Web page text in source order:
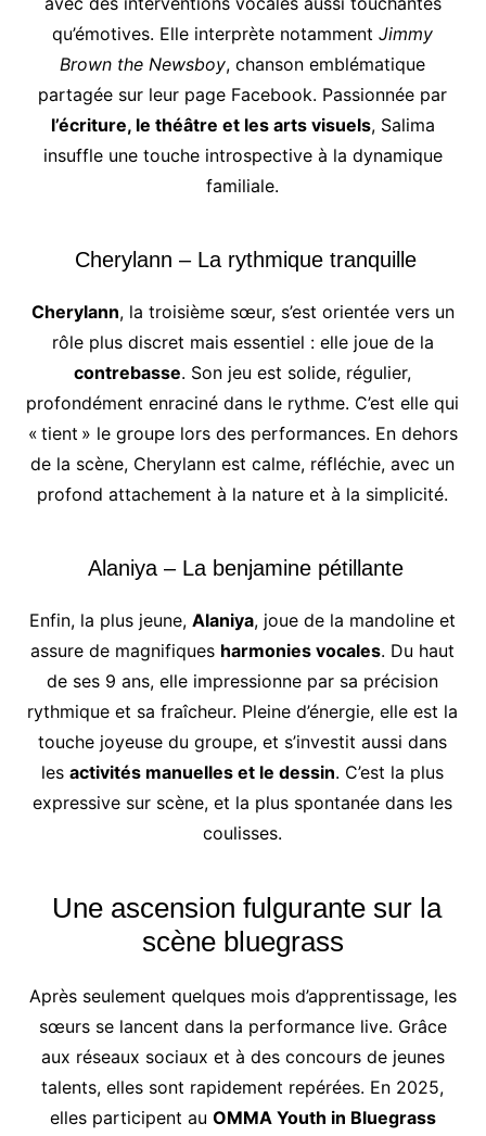
qu’émotives. Elle interprète notammentJimmy
Brown the Newsboy, chanson emblématique
partagée sur leur page Facebook. Passionnée par
l’écriture, le théâtre et les arts visuels, Salima
insuffle une touche introspective à la dynamique
familiale.
Cherylann – La rythmique tranquille
Cherylann, la troisième sœur, s’est orientée vers un
rôle plus discret mais essentiel : elle joue de la
contrebasse. Son jeu est solide, régulier,
profondément enraciné dans le rythme. C’est elle qui
« tient » le groupe lors des performances. En dehors
de la scène, Cherylann est calme, réfléchie, avec un
profond attachement à la nature et à la simplicité.
Alaniya – La benjamine pétillante
Enfin, la plus jeune,Alaniya, joue de la mandoline et
assure de magnifiques harmonies vocales. Du haut
de ses 9 ans, elle impressionne par sa précision
rythmique et sa fraîcheur. Pleine d’énergie, elle est la
touche joyeuse du groupe, et s’investit aussi dans
lesactivités manuelles et le dessin. C’est la plus
expressive sur scène, et la plus spontanée dans les
coulisses.
Une ascension fulgurante sur la
scène bluegrass
Après seulement quelques mois d’apprentissage, les
sœurs se lancent dans la performance live. Grâce
aux réseaux sociaux et à des concours de jeunes
talents, elles sont rapidement repérées. En 2025,
elles participent au OMMA Youth in Bluegrass